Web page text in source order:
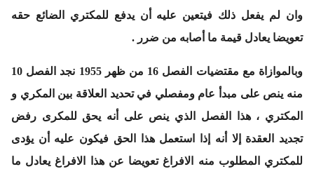
وان لم يفعل ذلك فيتعين عليه أن يدفع للمكتري الضائع حقه
تعويضا يعادل قيمة ما أصابه من ضرر .
وبالموازاة مع مقتضيات الفصل 16 من ظهر 1955 نجد الفصل 10
منه ينص على مبدأ عام ومفصلي في تحديد العلاقة بين المكري و
المكتري ، هذا الفصل الذي ينص على أنه يحق للمكرى رفض
تجديد العقدة إلا أنه إذا استعمل هذا الحق فيكون عليه أن يؤدى
للمكتري المطلوب منه الافراغ تعويضا عن هذا الافراغ يعادل ما